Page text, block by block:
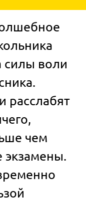
силы воли
расслабят
чем
экзамены.